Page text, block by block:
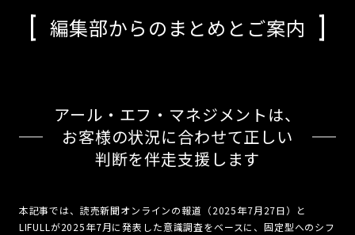
編集部からのまとめとご案内
アール・エフ・マネジメントは、
お客様の状況に合わせて正しい
判断を伴走支援します
本記事では、読売新聞オンラインの報道（2025年7月27日）と
LIFULLが2025年7月に発表した意識調査をベースに、固定型へのシフ